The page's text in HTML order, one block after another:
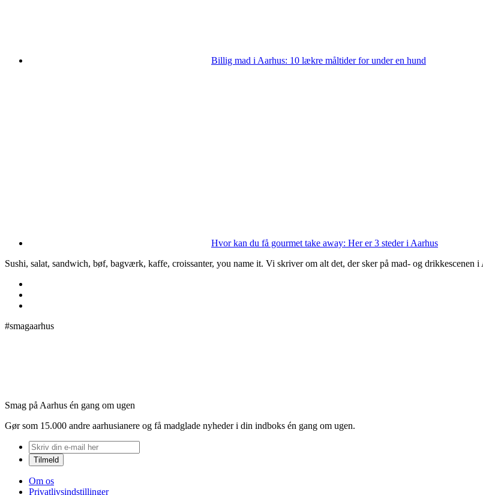
Billig mad i Aarhus: 10 lækre måltider for under en hund
Hvor kan du få gourmet take away: Her er 3 steder i Aarhus
Sushi, salat, sandwich, bøf, bagværk, kaffe, croissanter, you name it. Vi skriver om alt det, der sker på mad- og
#smagaarhus
Smag på Aarhus én gang om ugen
Gør som 15.000 andre aarhusianere og få madglade nyheder i din indboks én gang om ugen.
Om os
Privatlivsindstillinger